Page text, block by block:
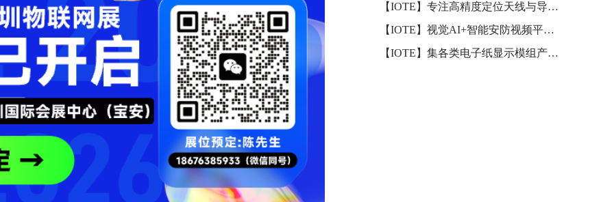
【IOTE】专注高精度定位天线与导航型定位天线的研产销—华信天线将亮相IOTE国际物联网展
【IOTE】视觉AI+智能安防视频平台服务提供商——瀚诚星将亮相IOTE国际物联网展
【IOTE】集各类电子纸显示模组产品研产销为一体—东方科脉将亮相IOTE国际物联网展